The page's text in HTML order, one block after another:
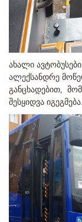
ახალი
ალექსანდრე
განცხადებით,
შესყიდვა იგეგმება.